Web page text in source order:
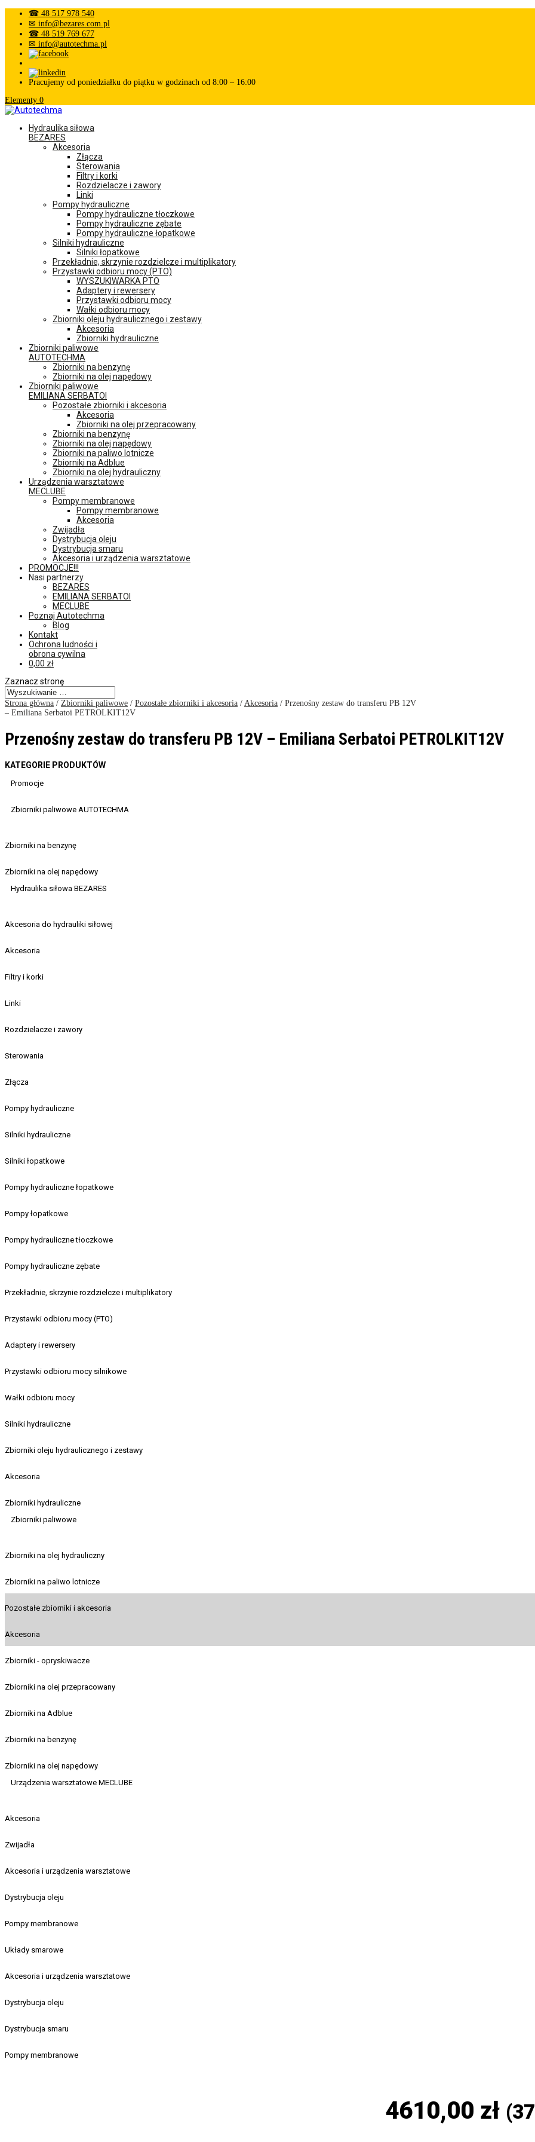
☎ 48 517 978 540
✉ info@bezares.com.pl
☎ 48 519 769 677
✉ info@autotechma.pl
Pracujemy od poniedziałku do piątku w godzinach od 8:00 – 16:00
Elementy 0
Hydraulika siłowa
BEZARES
Akcesoria
Złącza
Sterowania
Filtry i korki
Rozdzielacze i zawory
Linki
Pompy hydrauliczne
Pompy hydrauliczne tłoczkowe
Pompy hydrauliczne zębate
Pompy hydrauliczne łopatkowe
Silniki hydrauliczne
Silniki łopatkowe
Przekładnie, skrzynie rozdzielcze i multiplikatory
Przystawki odbioru mocy (PTO)
WYSZUKIWARKA PTO
Adaptery i rewersery
Przystawki odbioru mocy
Wałki odbioru mocy
Zbiorniki oleju hydraulicznego i zestawy
Akcesoria
Zbiorniki hydrauliczne
Zbiorniki paliwowe
AUTOTECHMA
Zbiorniki na benzynę
Zbiorniki na olej napędowy
Zbiorniki paliwowe
EMILIANA SERBATOI
Pozostałe zbiorniki i akcesoria
Akcesoria
Zbiorniki na olej przepracowany
Zbiorniki na benzynę
Zbiorniki na olej napędowy
Zbiorniki na paliwo lotnicze
Zbiorniki na Adblue
Zbiorniki na olej hydrauliczny
Urządzenia warsztatowe
MECLUBE
Pompy membranowe
Pompy membranowe
Akcesoria
Zwijadła
Dystrybucja oleju
Dystrybucja smaru
Akcesoria i urządzenia warsztatowe
PROMOCJE!!!
Nasi partnerzy
BEZARES
EMILIANA SERBATOI
MECLUBE
Poznaj Autotechma
Blog
Kontakt
Ochrona ludności i
obrona cywilna
0,00 zł
Zaznacz stronę
Strona główna / Zbiorniki paliwowe / Pozostałe zbiorniki i akcesoria / Akcesoria / Przenośny zestaw do transferu PB 12V
– Emiliana Serbatoi PETROLKIT12V
Przenośny zestaw do transferu PB 12V – Emiliana Serbatoi PETROLKIT12V
KATEGORIE PRODUKTÓW
Promocje
Zbiorniki paliwowe AUTOTECHMA
Zbiorniki na benzynę
Zbiorniki na olej napędowy
Hydraulika siłowa BEZARES
Akcesoria do hydrauliki siłowej
Akcesoria
Filtry i korki
Linki
Rozdzielacze i zawory
Sterowania
Złącza
Pompy hydrauliczne
Silniki hydrauliczne
Silniki łopatkowe
Pompy hydrauliczne łopatkowe
Pompy łopatkowe
Pompy hydrauliczne tłoczkowe
Pompy hydrauliczne zębate
Przekładnie, skrzynie rozdzielcze i multiplikatory
Przystawki odbioru mocy (PTO)
Adaptery i rewersery
Przystawki odbioru mocy silnikowe
Wałki odbioru mocy
Silniki hydrauliczne
Zbiorniki oleju hydraulicznego i zestawy
Akcesoria
Zbiorniki hydrauliczne
Zbiorniki paliwowe
Zbiorniki na olej hydrauliczny
Zbiorniki na paliwo lotnicze
Pozostałe zbiorniki i akcesoria
Akcesoria
Zbiorniki - opryskiwacze
Zbiorniki na olej przepracowany
Zbiorniki na Adblue
Zbiorniki na benzynę
Zbiorniki na olej napędowy
Urządzenia warsztatowe MECLUBE
Akcesoria
Zwijadła
Akcesoria i urządzenia warsztatowe
Dystrybucja oleju
Pompy membranowe
Układy smarowe
Akcesoria i urządzenia warsztatowe
Dystrybucja oleju
Dystrybucja smaru
Pompy membranowe
4610,00 zł (